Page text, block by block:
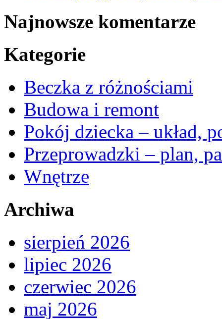
Najnowsze komentarze
Kategorie
Beczka z różnościami
Budowa i remont
Pokój dziecka – układ,
Przeprowadzki – plan,
Wnętrze
Archiwa
sierpień 2026
lipiec 2026
czerwiec 2026
maj 2026